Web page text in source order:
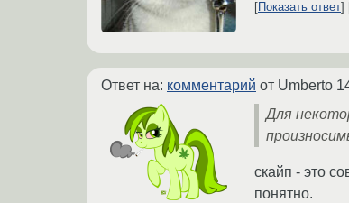
Показать ответ
Ответ на: комментарий от Umberto
Для
скайп - это
понятно.